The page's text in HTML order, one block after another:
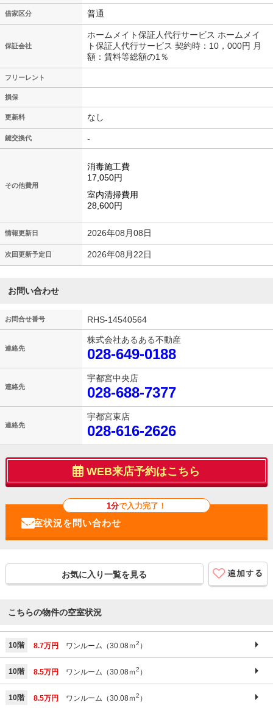
借家区分 普通
保証会社
ホームメイト保証人代行サービス ホームメイ
ト保証人代行サービス 契約時：10，000円 月
額：賃料等総額の1％
フリーレント
損保
更新料 なし
鍵交換代 -
その他費用
消毒施工費
17,050円
室内清掃費用
28,600円
情報更新日 2026年08月08日
次回更新予定日 2026年08月22日
お問い合わせ
お問合せ番号 RHS-14540564
連絡先
株式会社あるある不動産
028-649-0188
連絡先
宇都宮中央店
028-688-7377
連絡先
宇都宮東店
028-616-2626
WEB来店予約はこちら
1分で入力完了！
お気に入り一覧を見る
こちらの物件の空室状況
10階 8.7万円 ワンルーム（30.08ｍ2 ）
10階 8.5万円 ワンルーム（30.08ｍ2 ）
10階 8.5万円 ワンルーム（30.08ｍ2 ）